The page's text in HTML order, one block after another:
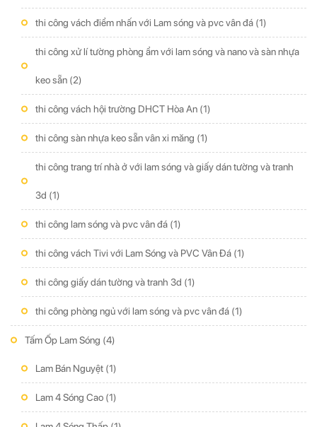
thi công vách điểm nhấn với Lam sóng và pvc vân đá (1)
thi công xử lí tường phòng ẩm với lam sóng và nano và sàn nhựa
keo sẵn (2)
thi công vách hội trường DHCT Hòa An (1)
thi công sàn nhựa keo sẵn vân xi măng (1)
thi công trang trí nhà ở với lam sóng và giấy dán tường và tranh
3d (1)
thi công lam sóng và pvc vân đá (1)
thi công vách Tivi với Lam Sóng và PVC Vân Đá (1)
thi công giấy dán tường và tranh 3d (1)
thi công phòng ngủ với lam sóng và pvc vân đá (1)
Tấm Ốp Lam Sóng (4)
Lam Bán Nguyệt (1)
Lam 4 Sóng Cao (1)